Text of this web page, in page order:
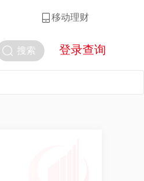
移动理财
搜索 登录查询